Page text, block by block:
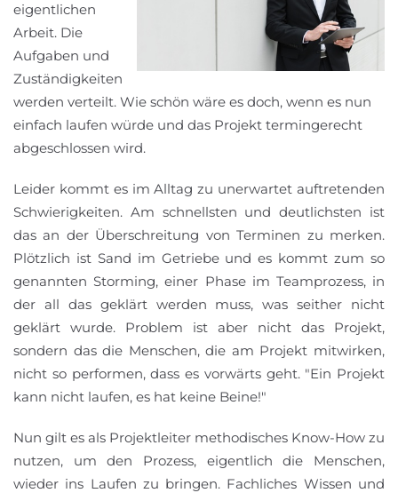
eigentlichen
Arbeit. Die
Aufgaben und
Zuständigkeiten
werden verteilt. Wie schön wäre es doch, wenn es nun
einfach laufen würde und das Projekt termingerecht
abgeschlossen wird.
Leider kommt es im Alltag zu unerwartet auftretenden
Schwierigkeiten. Am schnellsten und deutlichsten ist
das an der Überschreitung von Terminen zu merken.
Plötzlich ist Sand im Getriebe und es kommt zum so
genannten Storming, einer Phase im Teamprozess, in
der all das geklärt werden muss, was seither nicht
geklärt wurde. Problem ist aber nicht das Projekt,
sondern das die Menschen, die am Projekt mitwirken,
nicht so performen, dass es vorwärts geht. "Ein Projekt
kann nicht laufen, es hat keine Beine!"
Nun gilt es als Projektleiter methodisches Know-How zu
nutzen, um den Prozess, eigentlich die Menschen,
wieder ins Laufen zu bringen. Fachliches Wissen und